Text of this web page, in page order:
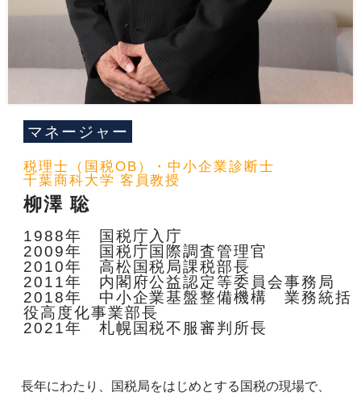
マネージャー
税理士（国税OB）・中小企業診断士
千葉商科大学 客員教授
柳澤 聡
1988年 国税庁入庁
2009年 国税庁国際調査管理官
2010年 高松国税局課税部長
2011年 内閣府公益認定等委員会事務局
2018年 中小企業基盤整備機構 業務統括
役高度化事業部長
2021年 札幌国税不服審判所長
長年にわたり、国税局をはじめとする国税の現場で、